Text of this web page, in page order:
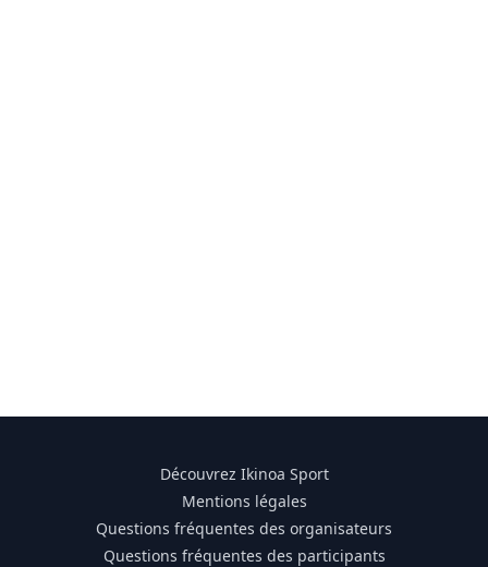
Découvrez Ikinoa Sport
Mentions légales
Questions fréquentes des organisateurs
Questions fréquentes des participants